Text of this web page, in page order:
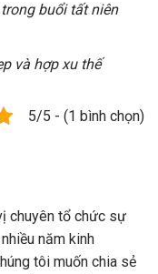
buổi tất niên
và hợp xu thế
5/5 - (1 bình chọn)
chuyên tổ chức sự
năm kinh
tôi muốn chia sẻ